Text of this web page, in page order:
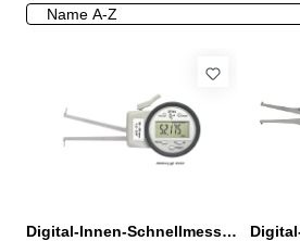
Digital-Innen-Schnellmesstaster 10 - 30 mm IP 65